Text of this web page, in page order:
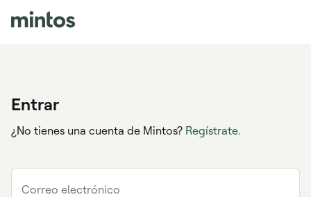
Entrar
¿No tienes una cuenta de Mintos? Regístrate.
Correo electrónico